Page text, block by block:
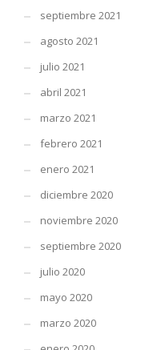
septiembre 2021
agosto 2021
julio 2021
abril 2021
marzo 2021
febrero 2021
enero 2021
diciembre 2020
noviembre 2020
septiembre 2020
julio 2020
mayo 2020
marzo 2020